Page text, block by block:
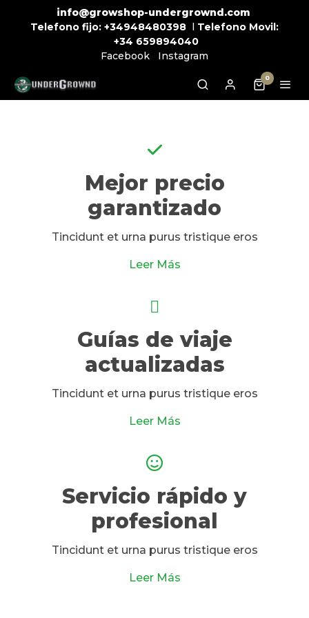
info@growshop-undergrownd.com
Telefono fijo: +34948480398 l Telefono Movil:
+34 659894040
Facebook
Instagram
0
Mejor precio
garantizado
Tincidunt et urna purus tristique eros
Leer Más
Guías de viaje
actualizadas
Tincidunt et urna purus tristique eros
Leer Más
Servicio rápido y
profesional
Tincidunt et urna purus tristique eros
Leer Más